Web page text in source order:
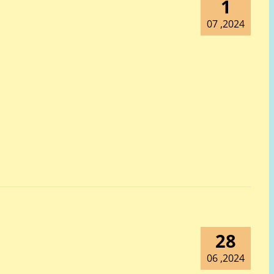
1
2024, 07
28
2024, 06